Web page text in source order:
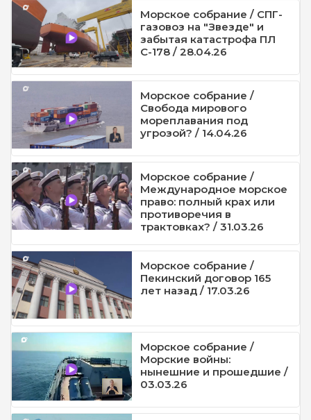
Морское собрание / СПГ-
газовоз на "Звезде" и
забытая катастрофа ПЛ
С-178 / 28.04.26
Морское собрание /
Свобода мирового
мореплавания под
угрозой? / 14.04.26
Морское собрание /
Международное морское
право: полный крах или
противоречия в
трактовках? / 31.03.26
Морское собрание /
Пекинский договор 165
лет назад / 17.03.26
Морское собрание /
Морские войны:
нынешние и прошедшие /
03.03.26